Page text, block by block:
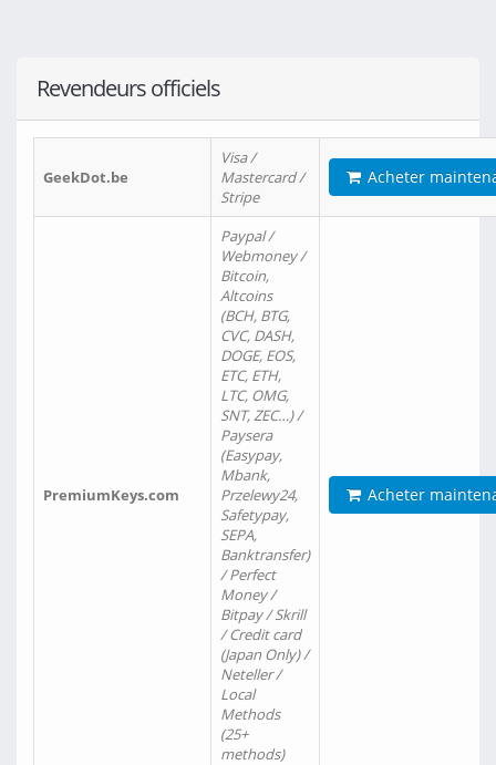
Revendeurs officiels
GeekDot.be
Visa /
Mastercard /
Stripe
Acheter
PremiumKeys.com
Paypal /
Webmoney /
Bitcoin,
Altcoins
(BCH, BTG,
CVC, DASH,
DOGE, EOS,
ETC, ETH,
LTC, OMG,
SNT, ZEC…) /
Paysera
(Easypay,
Mbank,
Przelewy24,
Safetypay,
SEPA,
Banktransfer)
/ Perfect
Money /
Bitpay / Skrill
/ Credit card
(Japan Only) /
Neteller /
Local
Methods
(25+
methods)
Acheter